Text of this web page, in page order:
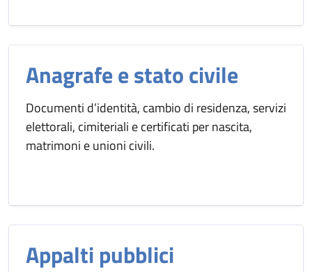
Anagrafe e stato civile
Documenti d’identità, cambio di residenza, servizi
elettorali, cimiteriali e certificati per nascita,
matrimoni e unioni civili.
Appalti pubblici